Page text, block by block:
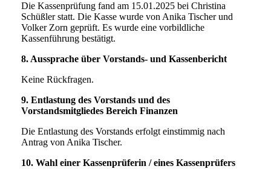
Die Kassenprüfung fand am 15.01.2025 bei Christina
Schüßler statt. Die Kasse wurde von Anika Tischer und
Volker Zorn geprüft. Es wurde eine vorbildliche
Kassenführung bestätigt.
8. Aussprache über Vorstands- und Kassenbericht
Keine Rückfragen.
9. Entlastung des Vorstands und des
Vorstandsmitgliedes Bereich Finanzen
Die Entlastung des Vorstands erfolgt einstimmig nach
Antrag von Anika Tischer.
10. Wahl einer Kassenprüferin / eines Kassenprüfers